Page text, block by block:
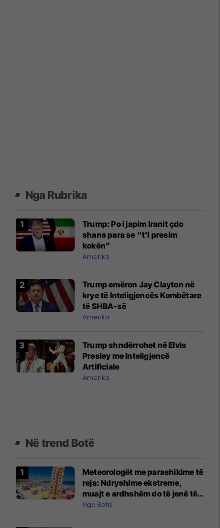
Nga Rubrika
Trump: Po i japim Iranit çdo
shans para se “t'i presim
kokën"
Amerika
Trump emëron Jay Clayton në
krye të Inteligjencës Kombëtare
të SHBA-së
Amerika
Trump shndërrohet në Elvis
Presley me Inteligjencë
Artificiale
Amerika
Në trend Botë
Meteorologët me parashikime të
reja: Ndryshime ekstreme,
muajt e ardhshëm do të jenë të
pazakontë
Nga Bota